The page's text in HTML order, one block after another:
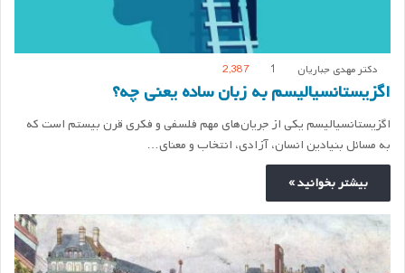
دکتر مهدی جباریان 1
2,387
اگزیستانسیالیسم به زبان ساده یعنی چه؟
اگزیستانسیالیسم یکی از جریان‌های مهم فلسفی و فکری قرن بیستم است که
به مسائل بنیادین انسان، آزادی، انتخاب و معنای…
بیشتر بخوانید »